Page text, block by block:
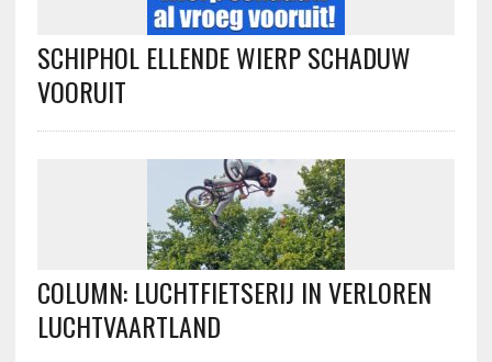
SCHIPHOL ELLENDE WIERP SCHADUW
VOORUIT
COLUMN: LUCHTFIETSERIJ IN VERLOREN
LUCHTVAARTLAND